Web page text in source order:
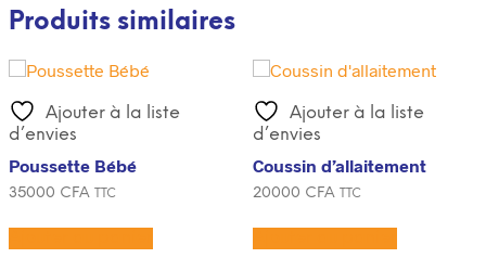
Produits similaires
Ajouter à la liste
d’envies
Poussette Bébé
35000 CFA TTC
Ajouter à la liste
d’envies
Coussin d’allaitement
20000 CFA TTC